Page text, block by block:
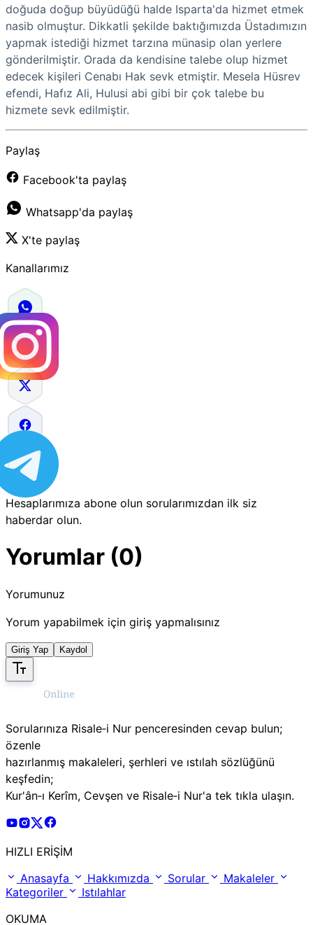
doğuda doğup büyüdüğü halde Isparta'da hizmet etmek
nasib olmuştur. Dikkatli şekilde baktığımızda Üstadımızın
yapmak istediği hizmet tarzına münasip olan yerlere
gönderilmiştir. Orada da kendisine talebe olup hizmet
edecek kişileri Cenabı Hak sevk etmiştir. Mesela Hüsrev
efendi, Hafız Ali, Hulusi abi gibi bir çok talebe bu
hizmete sevk edilmiştir.
Paylaş
Facebook'ta paylaş
Whatsapp'da paylaş
X'te paylaş
Kanallarımız
Hesaplarımıza abone olun sorularımızdan ilk siz
haberdar olun.
Yorumlar (0)
Yorumunuz
Yorum yapabilmek için giriş yapmalısınız
Giriş Yap Kaydol
Sorularınıza Risale‑i Nur penceresinden cevap bulun;
özenle
hazırlanmış makaleleri, şerhleri ve ıstılah sözlüğünü
keşfedin;
Kur'ân‑ı Kerîm, Cevşen ve Risale‑i Nur'a tek tıkla ulaşın.
Risale Online Youtube Hesabı
Risale Online Instagram Hesabı
Risale Online X Hesabı
HIZLI ERİŞİM
Anasayfa
Hakkımızda Sorular
Makaleler
Kategoriler
Istılahlar
OKUMA